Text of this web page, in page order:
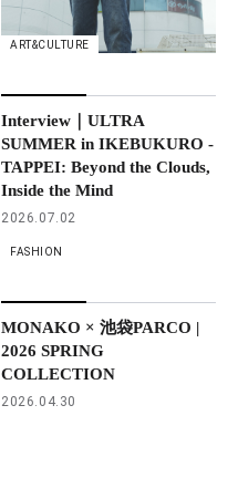
ART&CULTURE
Interview｜ULTRA
SUMMER in IKEBUKURO -
TAPPEI: Beyond the Clouds,
Inside the Mind
2026.07.02
FASHION
MONAKO × 池袋PARCO |
2026 SPRING
COLLECTION
2026.04.30